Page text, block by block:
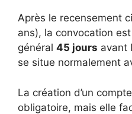
Après le recensement
ans), la convocation
général 45 jours avant
se situe normalement
La création d’un
obligatoire, mais elle